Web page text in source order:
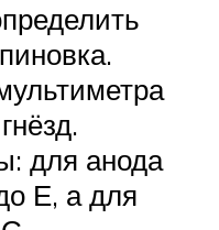
для анода
Е, а для